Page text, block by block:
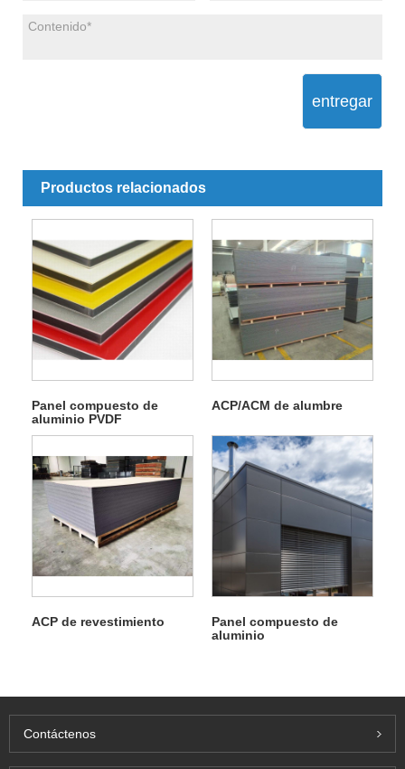
entregar
Productos relacionados
Panel compuesto de
aluminio PVDF
ACP/ACM de alumbre
ACP de revestimiento
Panel compuesto de
aluminio
Contáctenos